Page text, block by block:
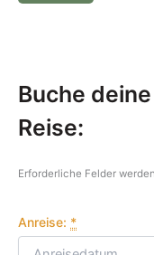
Buche deine
Reise:
Erforderliche Felder
Anreise: *